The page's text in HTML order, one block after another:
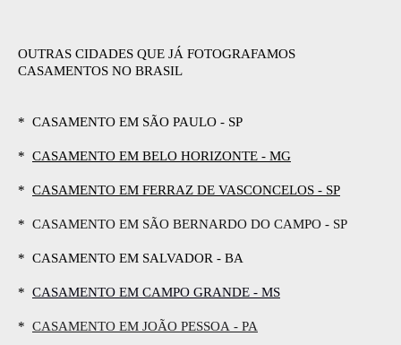
OUTRAS CIDADES QUE JÁ FOTOGRAFAMOS
CASAMENTOS NO BRASIL
* CASAMENTO EM SÃO PAULO - SP
* CASAMENTO EM BELO HORIZONTE - MG
* CASAMENTO EM FERRAZ DE VASCONCELOS - SP
* CASAMENTO EM SÃO BERNARDO DO CAMPO - SP
* CASAMENTO EM SALVADOR - BA
* CASAMENTO EM CAMPO GRANDE - MS
* CASAMENTO EM JOÃO PESSOA - PA